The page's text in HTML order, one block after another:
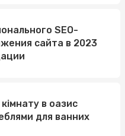
SEO-
сайта в 2023
в оазис
для ванних